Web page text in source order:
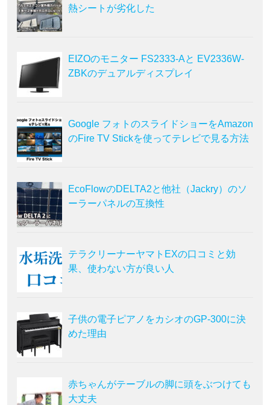
熱シートが劣化した
EIZOのモニター FS2333-Aと EV2336W-
ZBKのデュアルディスプレイ
Google フォトのスライドショーをAmazon
のFire TV Stickを使ってテレビで見る方法
EcoFlowのDELTA2と他社（Jackry）のソ
ーラーパネルの互換性
テラクリーナーヤマトEXの口コミと効
果、使わない方が良い人
子供の電子ピアノをカシオのGP-300に決
めた理由
赤ちゃんがテーブルの脚に頭をぶつけても
大丈夫